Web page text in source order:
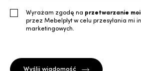
Wyrażam zgodę na przetwarzanie
przez Mebelpłyt w celu przesyłania mi
marketingowych.